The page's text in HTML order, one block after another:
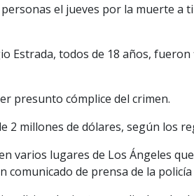
el jueves por la muerte a
Estrada, todos de 18 años, fueron
presunto cómplice del crimen.
2 millones de dólares, según los
varios lugares de Los Ángeles
de prensa de la policía